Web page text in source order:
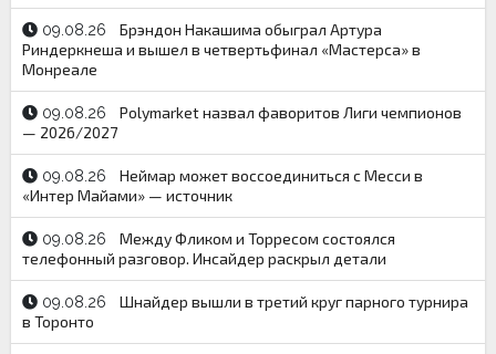
09.08.26
Брэндон Накашима обыграл Артура
Риндеркнеша и вышел в четвертьфинал «Мастерса» в
Монреале
09.08.26
Polymarket назвал фаворитов Лиги чемпионов
— 2026/2027
09.08.26
Неймар может воссоединиться с Месси в
«Интер Майами» — источник
09.08.26
Между Фликом и Торресом состоялся
телефонный разговор. Инсайдер раскрыл детали
09.08.26
Шнайдер вышли в третий круг парного турнира
в Торонто